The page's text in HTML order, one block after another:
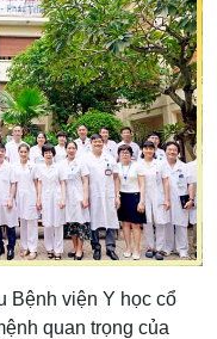
Bệnh viện Y học cổ
quan trọng của